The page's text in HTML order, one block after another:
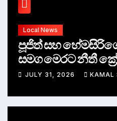
Local News
පාර්ලිමේන්තු
වසර එකහමාරක
JULY 28, 2026